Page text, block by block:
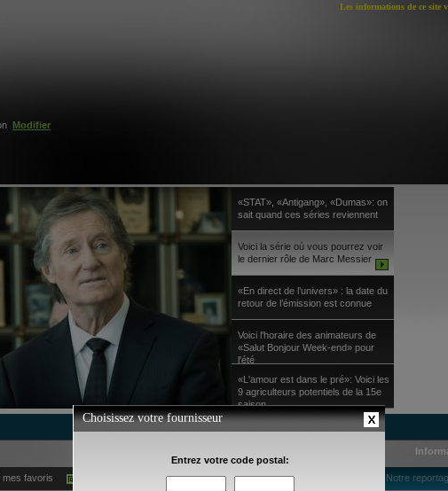
Les informations de ce site
Modifier
«STAT», «Antigang», «Dumas»: on
sait quand ces séries reviennent
Voici la série où vous pourrez voir
le dernier rôle de Marc Messier
«En direct de l’univers» : la date du
retour de l’émission est connue
Voici l'horaire des animateurs de
«Salut Bonjour Week-end» pour
l'été
«L'amour est dans le pré»: Voici les
9 agriculteurs potentiels de la 15e
saison
mes favoris Ajouter à mes alertes courriel Notre